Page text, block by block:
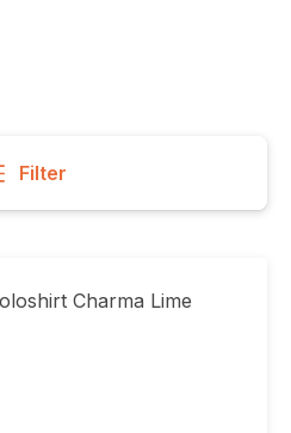
Filter